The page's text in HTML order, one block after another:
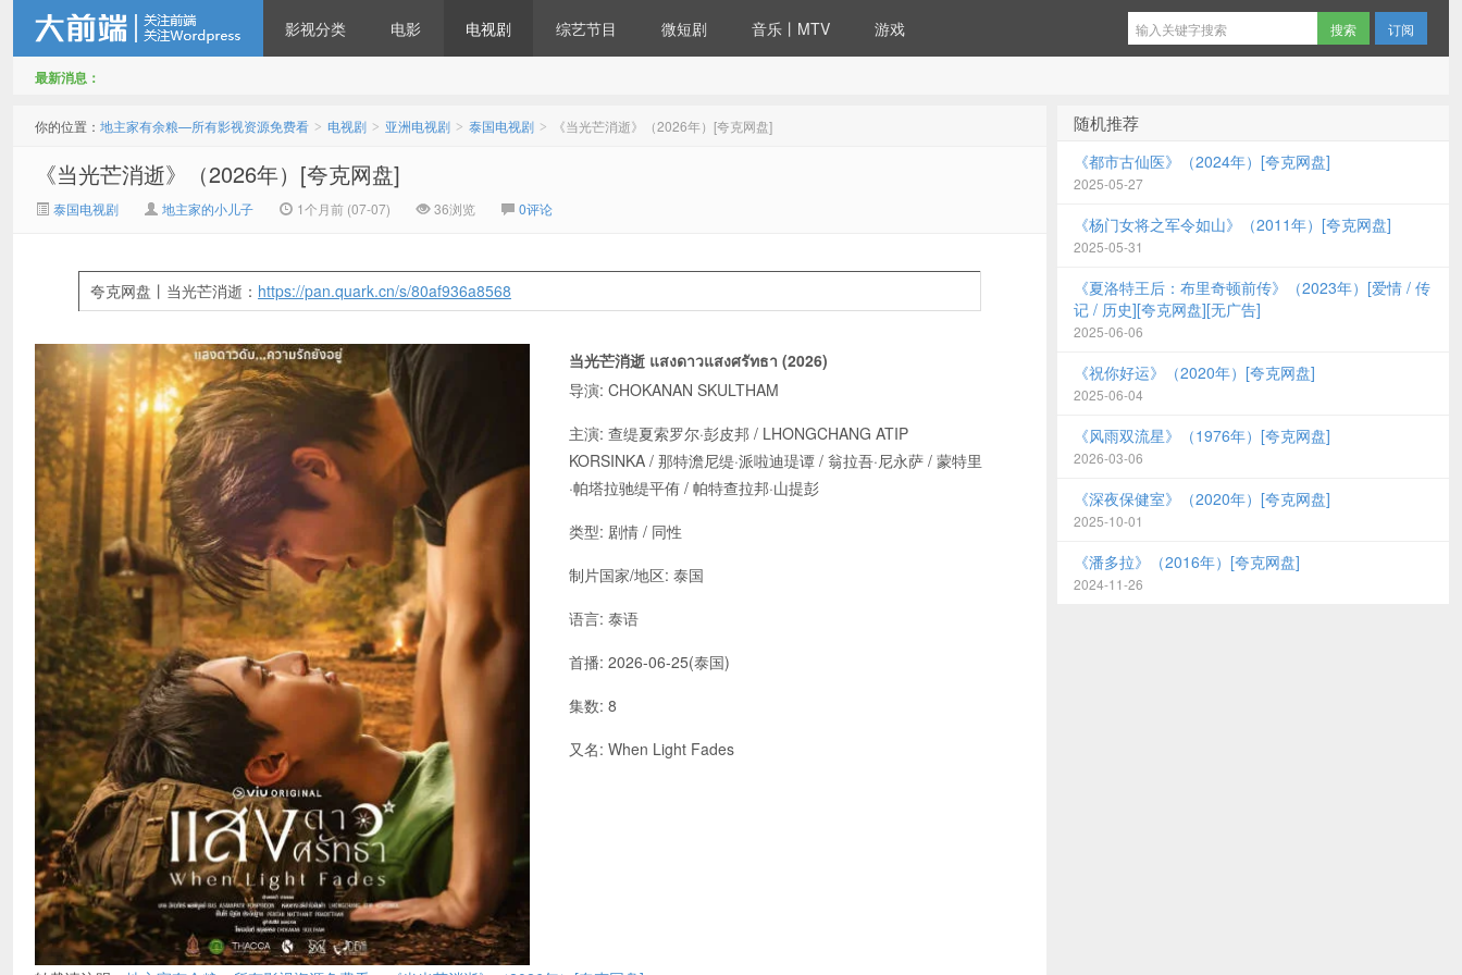
源免费看
影视分类 电影 电视剧 综艺节目 微短剧 音乐丨MTV 游戏 订阅
最新消息：
你的位置： 地主家有余粮—所有影视资源免费看 > 电视剧 > 亚洲电视剧 > 泰国电视剧 > 《当光芒消逝》（2026年）[夸克网盘]
《当光芒消逝》（2026年）[夸克网盘]
泰国电视剧 地主家的小儿子 1个月前 (07-07) 36浏览 0评论
夸克网盘丨当光芒消逝： https://pan.quark.cn/s/80af936a8568
当光芒消逝 แสงดาวแสงศรัทธา (2026)
导演: CHOKANAN SKULTHAM
主演: 查缇夏索罗尔·彭皮邦 / LHONGCHANG ATIP
KORSINKA / 那特澹尼缇·派啦迪瑅谭 / 翁拉吾·尼永萨 / 蒙特里
·帕塔拉驰缇平侑 / 帕特查拉邦·山提彭
类型: 剧情 / 同性
制片国家/地区: 泰国
语言: 泰语
首播: 2026-06-25(泰国)
集数: 8
又名: When Light Fades
随机推荐
《都市古仙医》（2024年）[夸克网盘]
2025-05-27
《杨门女将之军令如山》（2011年）[夸克网盘]
2025-05-31
《夏洛特王后：布里奇顿前传》（2023年）[爱情 / 传
记 / 历史][夸克网盘][无广告]
2025-06-06
《祝你好运》（2020年）[夸克网盘]
2025-06-04
《风雨双流星》（1976年）[夸克网盘]
2026-03-06
《深夜保健室》（2020年）[夸克网盘]
2025-10-01
《潘多拉》（2016年）[夸克网盘]
2024-11-26